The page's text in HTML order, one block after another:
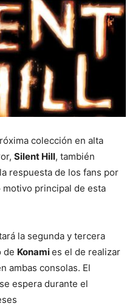
colección en alta
Silent Hill, también
respuesta de los fans por
motivo principal de esta
la segunda y tercera
de Konamies el de realizar
ambas consolas. El
espera durante el